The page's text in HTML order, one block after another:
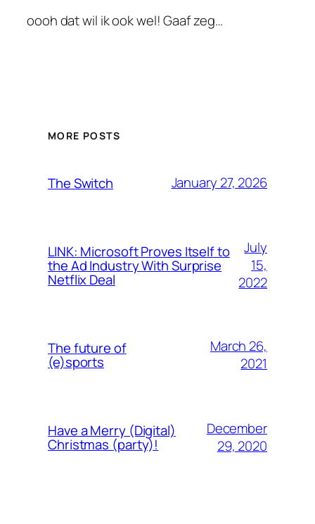
oooh dat wil ik ook wel! Gaaf zeg…
MORE POSTS
The Switch January 27, 2026
LINK: Microsoft Proves Itself to
the Ad Industry With Surprise
Netflix Deal
July
15,
2022
The future of
(e)sports
March 26,
2021
Have a Merry (Digital)
Christmas (party)!
December
29, 2020